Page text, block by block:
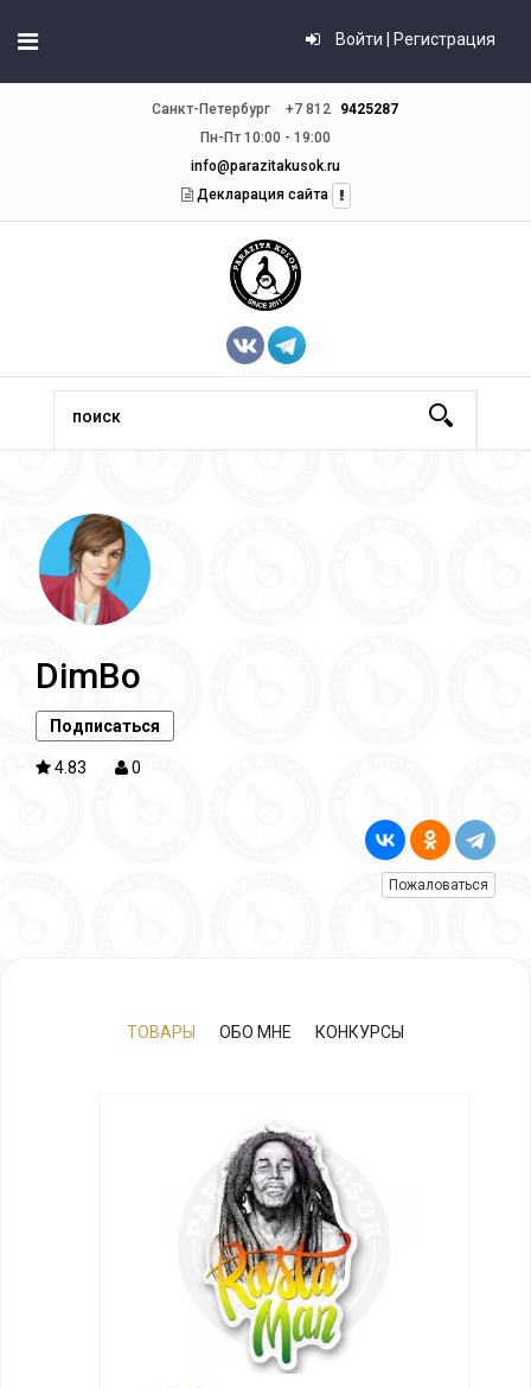
Войти | Регистрация
Санкт-Петербург +7 812
9425287
Пн-Пт 10:00 - 19:00
info@parazitakusok.ru
Декларация сайта
DimBo
Подписаться
4.83 0
Пожаловаться
ТОВАРЫ ОБО МНЕ КОНКУРСЫ